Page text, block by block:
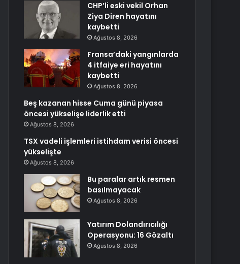
CHP’li eski vekil Orhan
Ziya Diren hayatını
kaybetti
Ağustos 8, 2026
Fransa’daki yangınlarda
4 itfaiye eri hayatını
kaybetti
Ağustos 8, 2026
Beş kazanan hisse Cuma günü piyasa
öncesi yükselişe liderlik etti
Ağustos 8, 2026
TSX vadeli işlemleri istihdam verisi öncesi
yükselişte
Ağustos 8, 2026
Bu paralar artık resmen
basılmayacak
Ağustos 8, 2026
Yatırım Dolandırıcılığı
Operasyonu: 16 Gözaltı
Ağustos 8, 2026